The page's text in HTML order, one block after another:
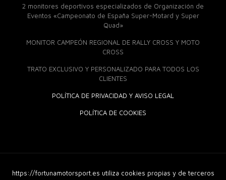
2 monitores deportivos especializados de Organización de
Eventos «Campeonato de España Super-Motard y Super
Quad»
MONITOR CAMPEÓN REGIONAL DE RALLY CROSS Y MOTO
CROSS
TRATO EXCLUSIVO Y PERSONALIZADO PARA TODOS LOS
CLIENTES
POLÍTICA DE PRIVACIDAD Y AVISO LEGAL
POLÍTICA DE COOKIES
© 2018 Fortuna Moto Sport. Derechos Reservados |Diseño
https://fortunamotorsport.es utiliza cookies propias y de terceros